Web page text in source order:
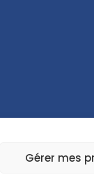
Gérer mes